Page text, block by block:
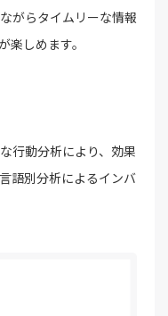
がらタイムリーな情報
楽しめます。
行動分析により、効果
語別分析によるインバ